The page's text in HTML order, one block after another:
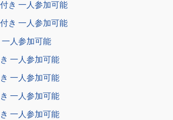
き 一人参加可能
き 一人参加可能
人参加可能
一人参加可能
一人参加可能
一人参加可能
一人参加可能